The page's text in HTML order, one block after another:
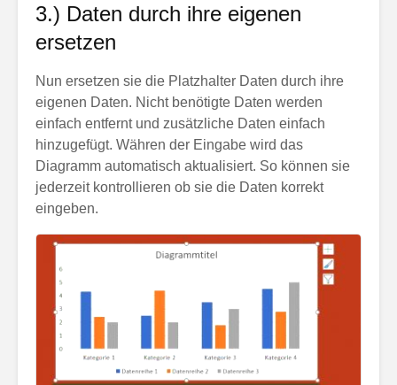
3.) Daten durch ihre eigenen
ersetzen
Nun ersetzen sie die Platzhalter Daten durch ihre
eigenen Daten. Nicht benötigte Daten werden
einfach entfernt und zusätzliche Daten einfach
hinzugefügt. Währen der Eingabe wird das
Diagramm automatisch aktualisiert. So können sie
jederzeit kontrollieren ob sie die Daten korrekt
eingeben.